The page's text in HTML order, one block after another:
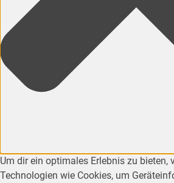
Um dir ein optimales Erlebnis zu bieten,
Technologien wie Cookies, um